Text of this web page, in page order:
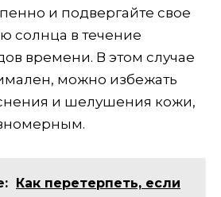
и подвергайте свое
солнца в течение
времени. В этом случае
можно избежать
и шелушения кожи,
Как перетерпеть, если